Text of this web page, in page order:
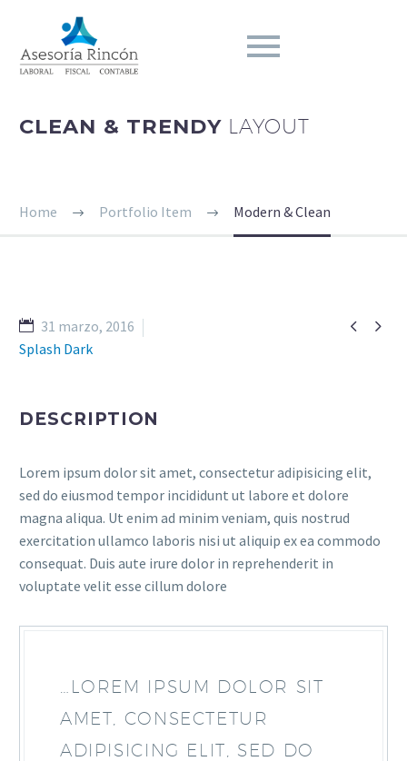
CLEAN & TRENDY LAYOUT
Home Portfolio Item Modern & Clean
 
31 marzo, 2016
Splash Dark
DESCRIPTION
Lorem ipsum dolor sit amet, consectetur adipisicing elit,
sed do eiusmod tempor incididunt ut labore et dolore
magna aliqua. Ut enim ad minim veniam, quis nostrud
exercitation ullamco laboris nisi ut aliquip ex ea commodo
consequat. Duis aute irure dolor in reprehenderit in
voluptate velit esse cillum dolore
…LOREM IPSUM DOLOR SIT
AMET, CONSECTETUR
ADIPISICING ELIT, SED DO